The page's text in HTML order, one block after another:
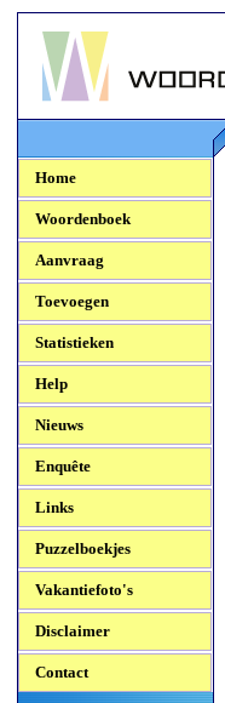
Woordenboek.NU
Home
Woordenboek
Aanvraag
Toevoegen
Statistieken
Help
Nieuws
Enquête
Links
Puzzelboekjes
Vakantiefoto's
Disclaimer
Contact